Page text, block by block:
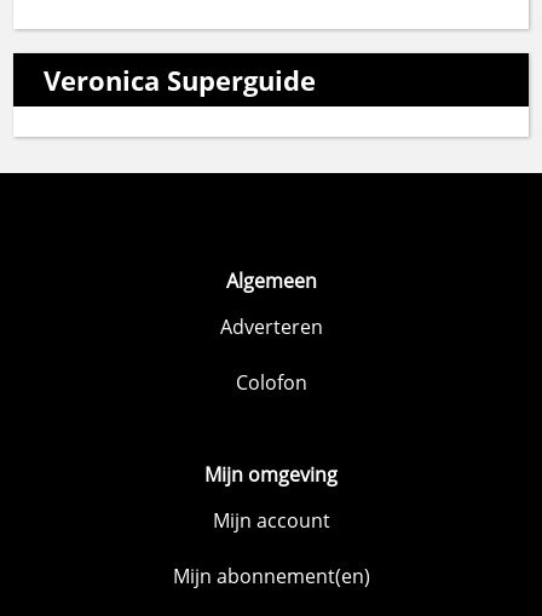
Veronica Superguide
Algemeen
Adverteren
Colofon
Mijn omgeving
Mijn account
Mijn abonnement(en)